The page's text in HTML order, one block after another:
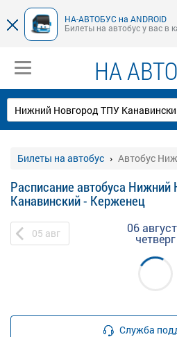
НА-АВТОБУС на ANDROID
Билеты на автобус у вас в
НА
Билеты на автобус Автобус
Расписание автобуса Нижний
Канавинский - Керженец
05 авг 06
четверг
Служба